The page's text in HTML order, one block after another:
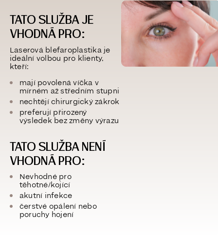
TATO SLUŽBA JE
VHODNÁ PRO:
Laserová blefaroplastika je
ideální volbou pro klienty,
kteří:
mají povolená víčka v
mírném až středním stupni
nechtějí chirurgický zákrok
preferují přirozený
výsledek bez změny výrazu
TATO SLUŽBA NENÍ
VHODNÁ PRO:
Nevhodné pro
těhotné/kojící
akutní infekce
čerstvé opálení nebo
poruchy hojení